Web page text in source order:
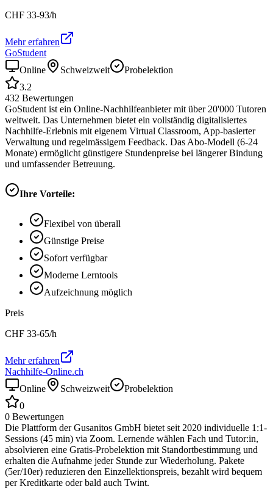
CHF 33-93/h
Mehr erfahren
GoStudent
Online
Schweizweit
Probelektion
3.2
432 Bewertungen
GoStudent ist ein Online-Nachhilfeanbieter mit über 20'000 Tutoren
weltweit. Das Unternehmen bietet ein vollständig digitalisiertes
Nachhilfe-Erlebnis mit eigenem Virtual Classroom, App-basierter
Verwaltung und regelmässigem Feedback. Das Abo-Modell (6-24
Monate) ermöglicht günstigere Stundenpreise bei längerer Bindung
und umfassender Betreuung.
Ihre Vorteile:
Flexibel von überall
Günstige Preise
Sofort verfügbar
Moderne Lerntools
Aufzeichnung möglich
Preis
CHF 33-65/h
Mehr erfahren
Nachhilfe-Online.ch
Online
Schweizweit
Probelektion
0
0 Bewertungen
Die Plattform der Gusanitos GmbH bietet seit 2020 individuelle 1:1-
Sessions (45 min) via Zoom. Lernende wählen Fach und Tutor:in,
absolvieren eine Gratis-Probelektion mit Standortbestimmung und
erhalten die Aufnahme jeder Stunde zur Wiederholung. Pakete
(5er/10er) reduzieren den Einzellektionspreis, bezahlt wird bequem
per Kreditkarte oder bald auch Twint.